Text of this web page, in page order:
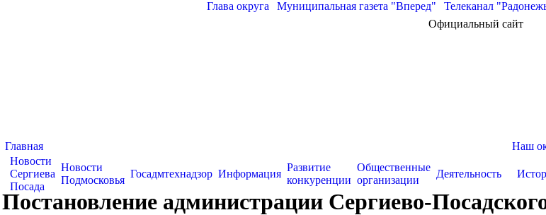
Глава округа Муниципальная газета "Вперед"
Телеканал
Официальный сайт
Главная
Новости
Сергиева
Посада
Новости
Подмосковья
Госадмтехнадзор Информация
Развитие
конкуренции
Общественные
организации
Деятельность
Наш
Постановление администрации Сергиево-